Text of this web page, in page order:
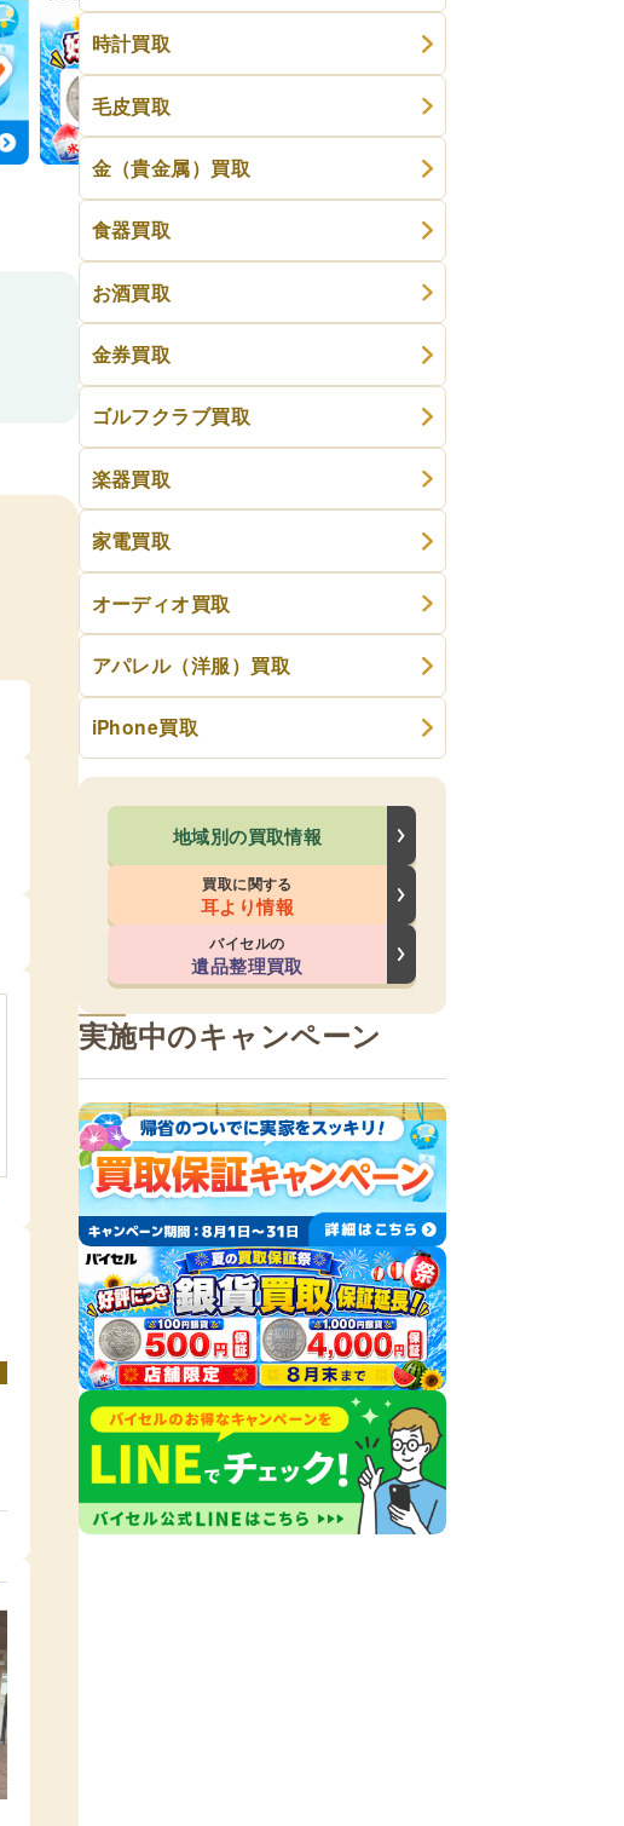
時計買取
毛皮買取
金（貴金属）買取
食器買取
お酒買取
金券買取
ゴルフクラブ買取
楽器買取
家電買取
オーディオ買取
アパレル（洋服）買取
iPhone買取
地域別の買取情報
買取に関する
耳より情報
バイセルの
遺品整理買取
実施中のキャンペーン